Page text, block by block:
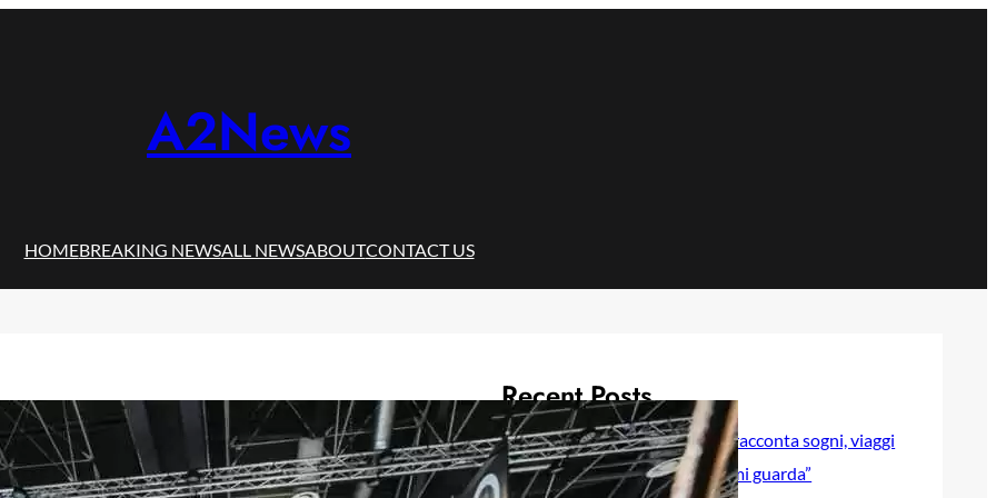
A2News
HOMEBREAKING NEWSALL NEWSABOUTCONTACT US
Recent Posts
Selly baby modella Italia racconta sogni, viaggi
e sentimenti in “Luna lei mi guarda”